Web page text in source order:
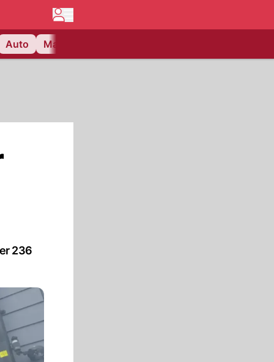
Auto Matchcenter
236